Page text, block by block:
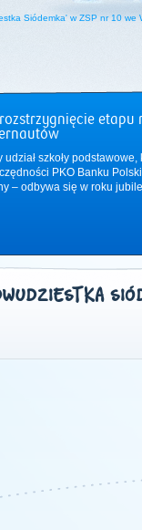
Siódemka' w ZSP nr 10 we
rozstrzygnięcie
udział szkoły
PKO Banku
– odbywa się w roku